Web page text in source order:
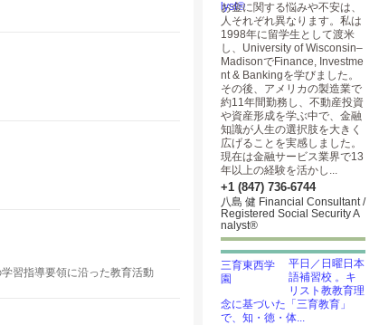
習指導要領に沿った教育活動
お金に関する悩みや不安は、
人それぞれ異なります。私は
1998年に留学生として渡米
し、University of Wisconsin–
MadisonでFinance, Investme
nt & Bankingを学びました。
その後、アメリカの製造業で
約11年間勤務し、不動産投資
や資産形成を学ぶ中で、金融
知識が人生の選択肢を大きく
広げることを実感しました。
現在は金融サービス業界で13
年以上の経験を活かし...
+1 (847) 736-6744
八島 健 Financial Consultant /
Registered Social Security A
nalyst®
平日／日曜日本
語補習校 。キ
リスト教教育理
念に基づいた「三育教育」
で、知・徳・体...